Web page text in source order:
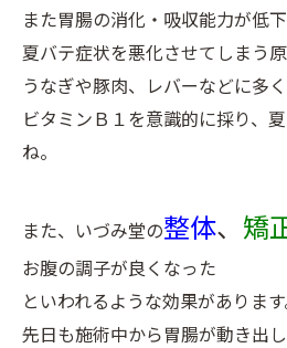
また胃腸の消化・吸収能力が低
夏バテ症状を悪化させてしまう原
うなぎや豚肉、レバーなどに多
ビタミンＢ１を意識的に採り、
ね。
また、いづみ堂の整体、 矯
お腹の調子が良くなった
といわれるような効果があります
先日も施術中から胃腸が動き出